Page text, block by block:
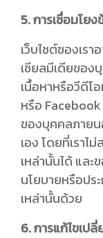
5. การเชื่อมโย
เว็บไซต์ของเรา
เชียลมีเดียของ
เนื้อหาหรือวีดีโ
หรือ Facebook
ของบุคคลภาย
เอง โดยที่เรา
เหล่านั้นได้ และ
นโยบายหรือปร
เหล่านั้นด้วย
6. การแก้ไขเป